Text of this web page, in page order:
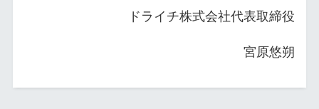
ドライチ株式会社代表取締役
宮原悠朔